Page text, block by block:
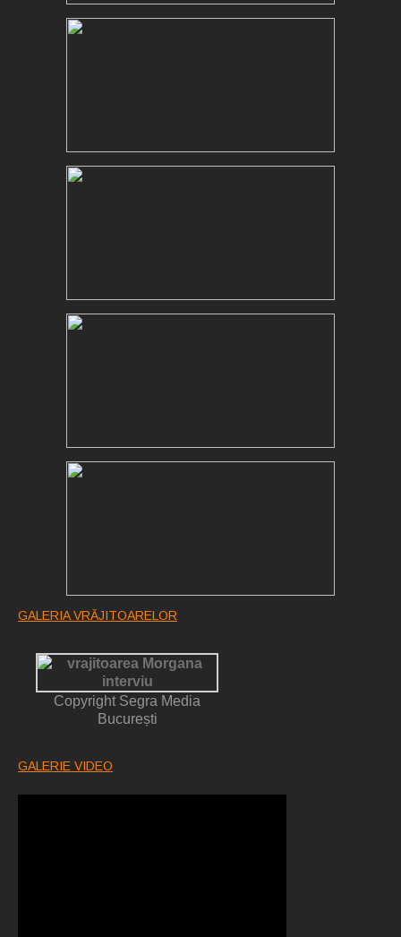
GALERIA VRĂJITOARELOR
Copyright Segra Media
București
GALERIE VIDEO